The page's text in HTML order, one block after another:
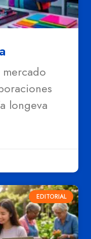
longeva
EDITORIAL